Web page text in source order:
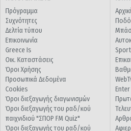
Πρόγραμμα
Συχνότητες
Δελτία τύπου
Επικοινωνία
Greece Is
Οικ. Καταστάσεις
Όροι Χρήσης
Προσωπικά Δεδομένα
Cookies
Όροι διεξαγωγής διαγωνισμών
Όροι διεξαγωγής του ραδ/κού
παιχνιδιού "ΣΠΟΡ FM Quiz"
Όροι διεξαγωγής του ραδ/κού
Enter